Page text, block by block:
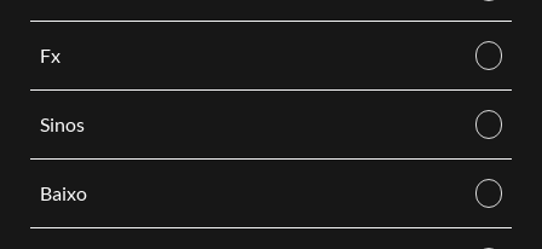
Fx
Sinos
Baixo